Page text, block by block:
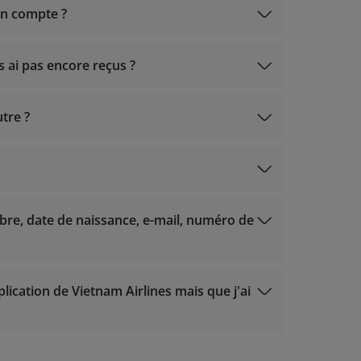
Gold)
fraichement inscrits)
récompense
: dans un délai de 2 jours ouvrables à
compte ?
Gold) ;
ai pas encore reçus ?
Gold) ;
?
date de naissance, e-mail, numéro de
de Vietnam Airlines mais que j'ai